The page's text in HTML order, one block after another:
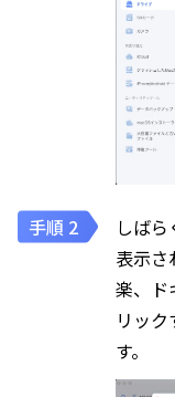
しば
表示さ
楽、ド
リッ
す。